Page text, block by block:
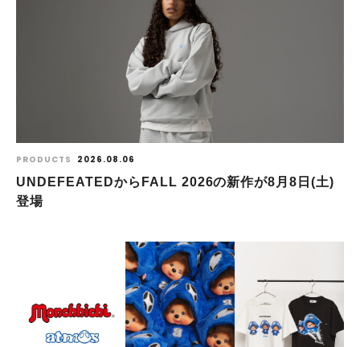
PRODUCTS 2026.08.06
UNDEFEATEDからFALL 2026の新作が8⽉8⽇(⼟)
登場